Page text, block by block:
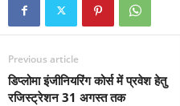
Previous article
डिप्लोमा इंजीनियरिंग कोर्स में प्रवेश हेतु
रजिस्ट्रेशन 31 अगस्त तक